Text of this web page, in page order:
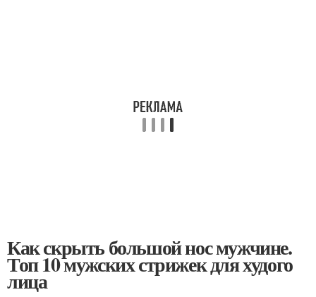
Как скрыть большой нос мужчине.
Топ 10 мужских стрижек для худого
лица